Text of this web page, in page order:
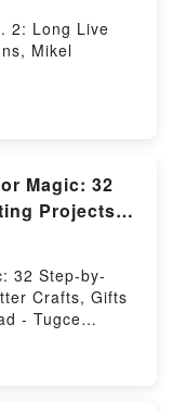
Fall of
Epub VK,
2: Long Live
Mikel
vol. 2:
Mikel Janin
2: Long Live
Justice
JSA Geoff
Society of
Johns,
of America
Mikel Janin
Long Live The
Magic: 32
Projects
for Harry
32 Step-by-
Crafts, Gifts
- Tugce
or Read